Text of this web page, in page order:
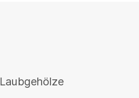
Laubgehölze